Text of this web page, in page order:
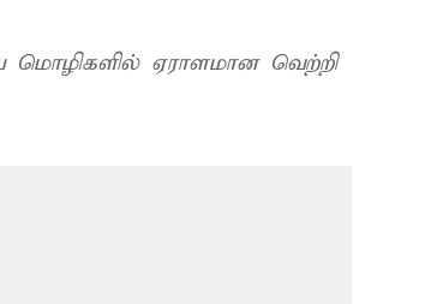
மொழிகளில் ஏராளமான வெற்றி